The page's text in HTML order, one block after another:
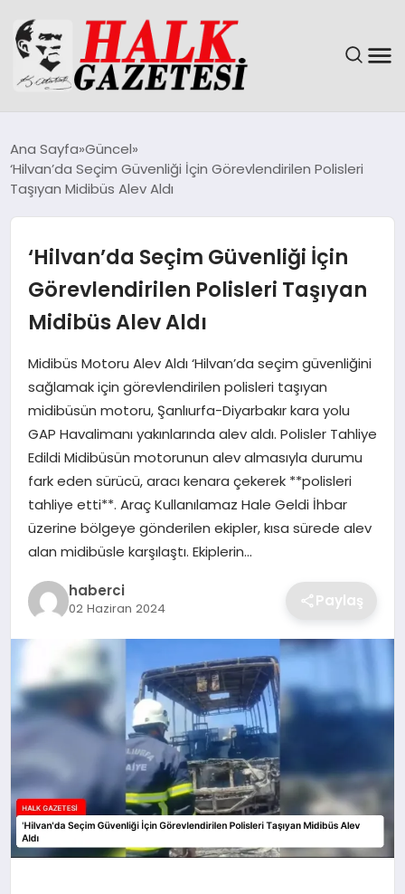
DÜNYA
MAGAZIN
SAĞLIK
SIYASET
SPOR
TEKNOLOJI
YAŞAM
Ana Sayfa Güncel
‘Hilvan’da Seçim Güvenliği İçin Görevlendirilen Polisleri
Taşıyan Midibüs Alev Aldı
‘Hilvan’da Seçim Güvenliği İçin
Görevlendirilen Polisleri Taşıyan
Midibüs Alev Aldı
Midibüs Motoru Alev Aldı ‘Hilvan’da seçim güvenliğini
sağlamak için görevlendirilen polisleri taşıyan
midibüsün motoru, Şanlıurfa-Diyarbakır kara yolu
GAP Havalimanı yakınlarında alev aldı. Polisler Tahliye
Edildi Midibüsün motorunun alev almasıyla durumu
fark eden sürücü, aracı kenara çekerek **polisleri
tahliye etti**. Araç Kullanılamaz Hale Geldi İhbar
üzerine bölgeye gönderilen ekipler, kısa sürede alev
alan midibüsle karşılaştı. Ekiplerin…
haberci
02 Haziran 2024 Paylaş